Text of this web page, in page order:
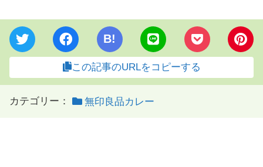
B!
この記事のURLをコピーする
カテゴリー： 無印良品カレー